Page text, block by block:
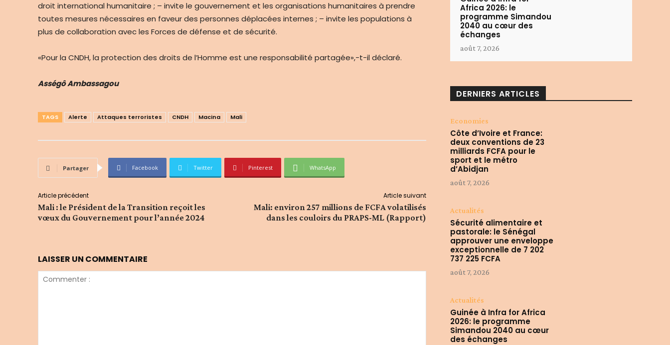
droit international humanitaire ; – invite le gouvernement et les organisations humanitaires à prendre
toutes mesures nécessaires en faveur des personnes déplacées internes ; – invite les populations à
plus de collaboration avec les Forces de défense et de sécurité.
«Pour la CNDH, la protection des droits de l’Homme est une responsabilité partagée»,-t-il déclaré.
Asségô Ambassagou
TAGS Alerte Attaques terroristes CNDH Macina Mali
Partager Facebook Twitter Pinterest WhatsApp
Article précédent
Mali : le Président de la Transition reçoit les
vœux du Gouvernement pour l’année 2024
Article suivant
Mali: environ 257 millions de FCFA volatilisés
dans les couloirs du PRAPS-ML (Rapport)
LAISSER UN COMMENTAIRE
Africa 2026: le
programme Simandou
2040 au cœur des
échanges
août 7, 2026
DERNIERS ARTICLES
Economies
Côte d’Ivoire et France:
deux conventions de 23
milliards FCFA pour le
sport et le métro
d’Abidjan
août 7, 2026
Actualités
Sécurité alimentaire et
pastorale: le Sénégal
approuver une enveloppe
exceptionnelle de 7 202
737 225 FCFA
août 7, 2026
Actualités
Guinée à Infra for Africa
2026: le programme
Simandou 2040 au cœur
des échanges